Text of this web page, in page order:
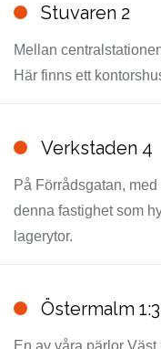
Stuvaren 2
Mellan
Här finns ett
Verkstaden 4
På Förrådsgatan,
denna fastighet som
lagerytor.
Östermalm
En av våra pärlor